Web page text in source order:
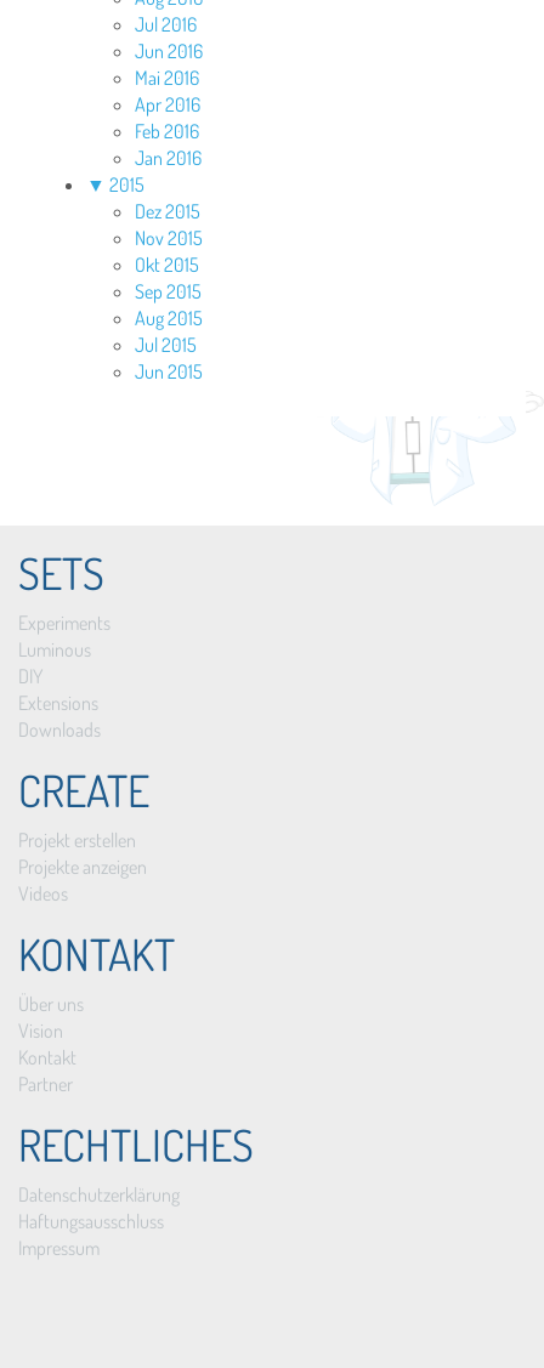
Jul 2016
Jun 2016
Mai 2016
Apr 2016
Feb 2016
Jan 2016
▼ 2015
Dez 2015
Nov 2015
Okt 2015
Sep 2015
Aug 2015
Jul 2015
Jun 2015
SETS
Experiments
Luminous
DIY
Extensions
Downloads
CREATE
Projekt erstellen
Projekte anzeigen
Videos
KONTAKT
Über uns
Vision
Kontakt
Partner
RECHTLICHES
Datenschutzerklärung
Haftungsausschluss
Impressum